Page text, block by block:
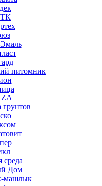
питомник
грунтов
среда
Дом
машлык